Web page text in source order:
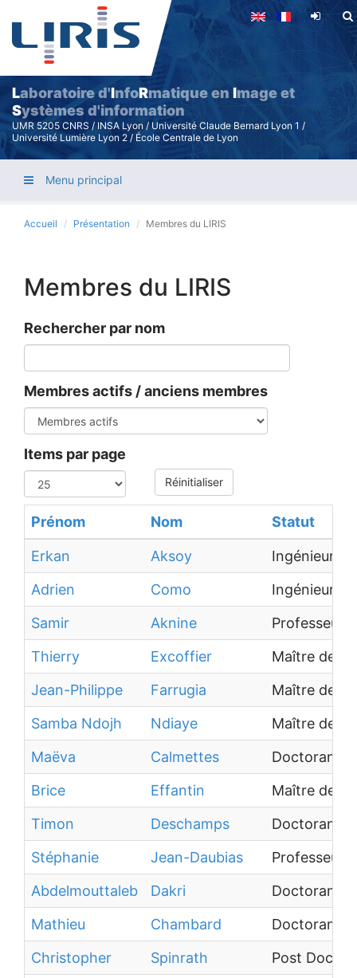
Aller
principal
Laboratoire d'InfoRmatique en Image et
Systèmes d'information
UMR 5205 CNRS / INSA Lyon / Université Claude Bernard Lyon 1 /
Université Lumière Lyon 2 / École Centrale de Lyon
Menu principal
Accueil Présentation Membres du LIRIS
Membres du LIRIS
Rechercher par nom
Membres actifs / anciens membres
Items par page
Réinitialiser
Prénom Nom Statut
Erkan Aksoy
Ingénieur
Adrien
Como
Ingénieur
Samir
Aknine
Professeur
Thierry
Excoffier
Maître de
Jean-Philippe
Farrugia
Maître de
Samba Ndojh
Ndiaye
Maître de
Maëva
Calmettes
Doctorant
Brice
Effantin
Maître de
Timon
Deschamps
Doctorant
Stéphanie
Jean-Daubias
Professeur
Abdelmouttaleb
Dakri
Doctorant
Mathieu
Chambard
Doctorant
Christopher
Spinrath
Post